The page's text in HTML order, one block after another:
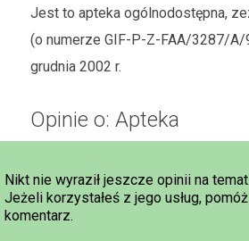
Jest to apteka ogólnodostępna,
(o numerze GIF-P-Z-FAA/3287/
grudnia 2002 r.
Opinie o: Apteka
Nikt nie wyraził jeszcze opinii na
Jeżeli korzystałeś z jego usług,
komentarz.